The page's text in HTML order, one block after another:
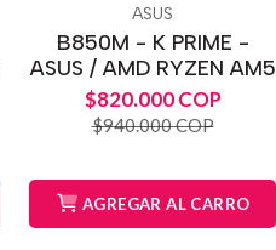
ASUS
B850M - K PRIME -
ASUS / AMD RYZEN AM5
$820.000 COP
$940.000 COP
AGREGAR AL CARRO